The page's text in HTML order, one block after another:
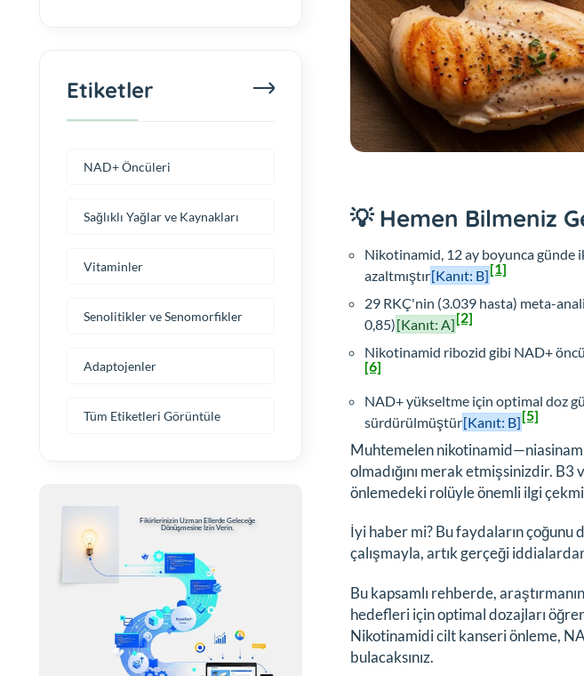
💡 Hemen Bilmeniz
Nikotinamid, 12 ay boyunca günde
azaltmıştır[Kanıt: B][1]
29 RKÇ'nin (3.039 hasta) meta-
0,85)[Kanıt: A][2]
Nikotinamid ribozid gibi NAD+
[6]
NAD+ yükseltme için optimal doz
sürdürülmüştür[Kanıt: B][5]
Muhtemelen
olmadığını merak etmişsinizdir.
önlemedeki rolüyle önemli ilgi
İyi haber mi? Bu faydaların
çalışmayla, artık gerçeği
Bu kapsamlı rehberde,
hedefleri için optimal dozajları
Nikotinamidi cilt kanseri önleme,
bulacaksınız.
Etiketler
NAD+ Öncüleri
Sağlıklı Yağlar ve Kaynakları
Vitaminler
Senolitikler ve Senomorfikler
Adaptojenler
Tüm Etiketleri Görüntüle
Fikirlerinizin Uzman Ellerde Geleceğe
Dönüşmesine İzin Verin.